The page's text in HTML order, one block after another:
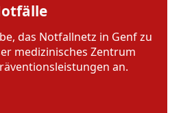
das Notfallnetz in Genf zu
medizinisches Zentrum
an.